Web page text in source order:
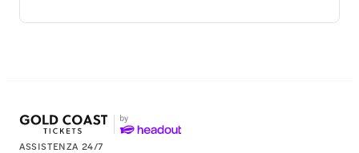
ASSISTENZA 24/7